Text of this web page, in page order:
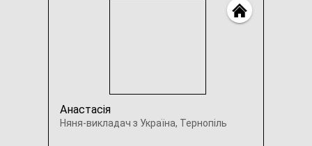
Анастасія
Няня-викладач з Україна, Тернопіль